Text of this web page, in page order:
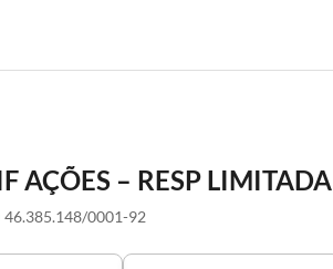
AÇÕES – RESP LIMITADA
46.385.148/0001-92